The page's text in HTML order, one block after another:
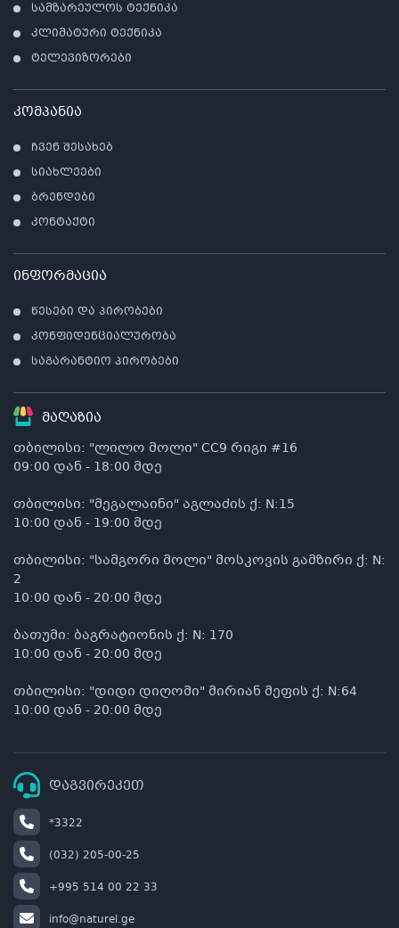
სამზარეულოს ტექნიკა
კლიმატური ტექნიკა
ტელევიზორები
კომპანია
ჩვენ შესახებ
სიახლეები
ბრენდები
კონტაქტი
ინფორმაცია
წესები და პირობები
კონფიდენციალურობა
საგარანტიო პირობები
მაღაზია
თბილისი: "ლილო მოლი" CC9 რიგი #16
09:00 დან - 18:00 მდე
თბილისი: "მეგალაინი" აგლაძის ქ: N:15
10:00 დან - 19:00 მდე
თბილისი: "სამგორი მოლი" მოსკოვის გამზირი ქ: N:
2
10:00 დან - 20:00 მდე
ბათუმი: ბაგრატიონის ქ: N: 170
10:00 დან - 20:00 მდე
თბილისი: "დიდი დიღომი" მირიან მეფის ქ: N:64
10:00 დან - 20:00 მდე
დაგვირეკეთ
*3322
(032) 205-00-25
+995 514 00 22 33
info@naturel.ge